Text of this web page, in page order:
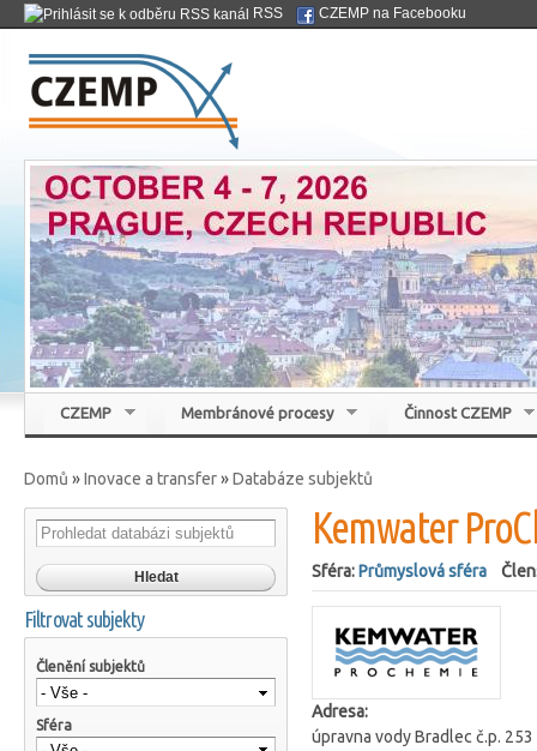
RSS CZEMP na Facebooku
CZEMP Membránové procesy Činnost CZEMP
Jste zde
Domů »Inovace a transfer»Databáze subjektů
Search this site
Filtrovat subjekty
Členění subjektů
Sféra
Kemwater
Sféra:Průmyslová sféra
Adresa:
úpravna vody Bradlec č.p. 253